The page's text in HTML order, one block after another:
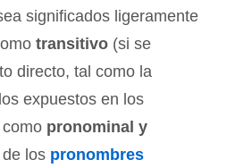
significados ligeramente
transitivo (si se
directo, tal como la
expuestos en los
pronominal y
los pronombres